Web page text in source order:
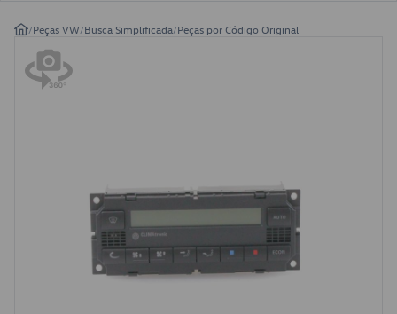
/Peças VW/Busca Simplificada/Peças por Código Original